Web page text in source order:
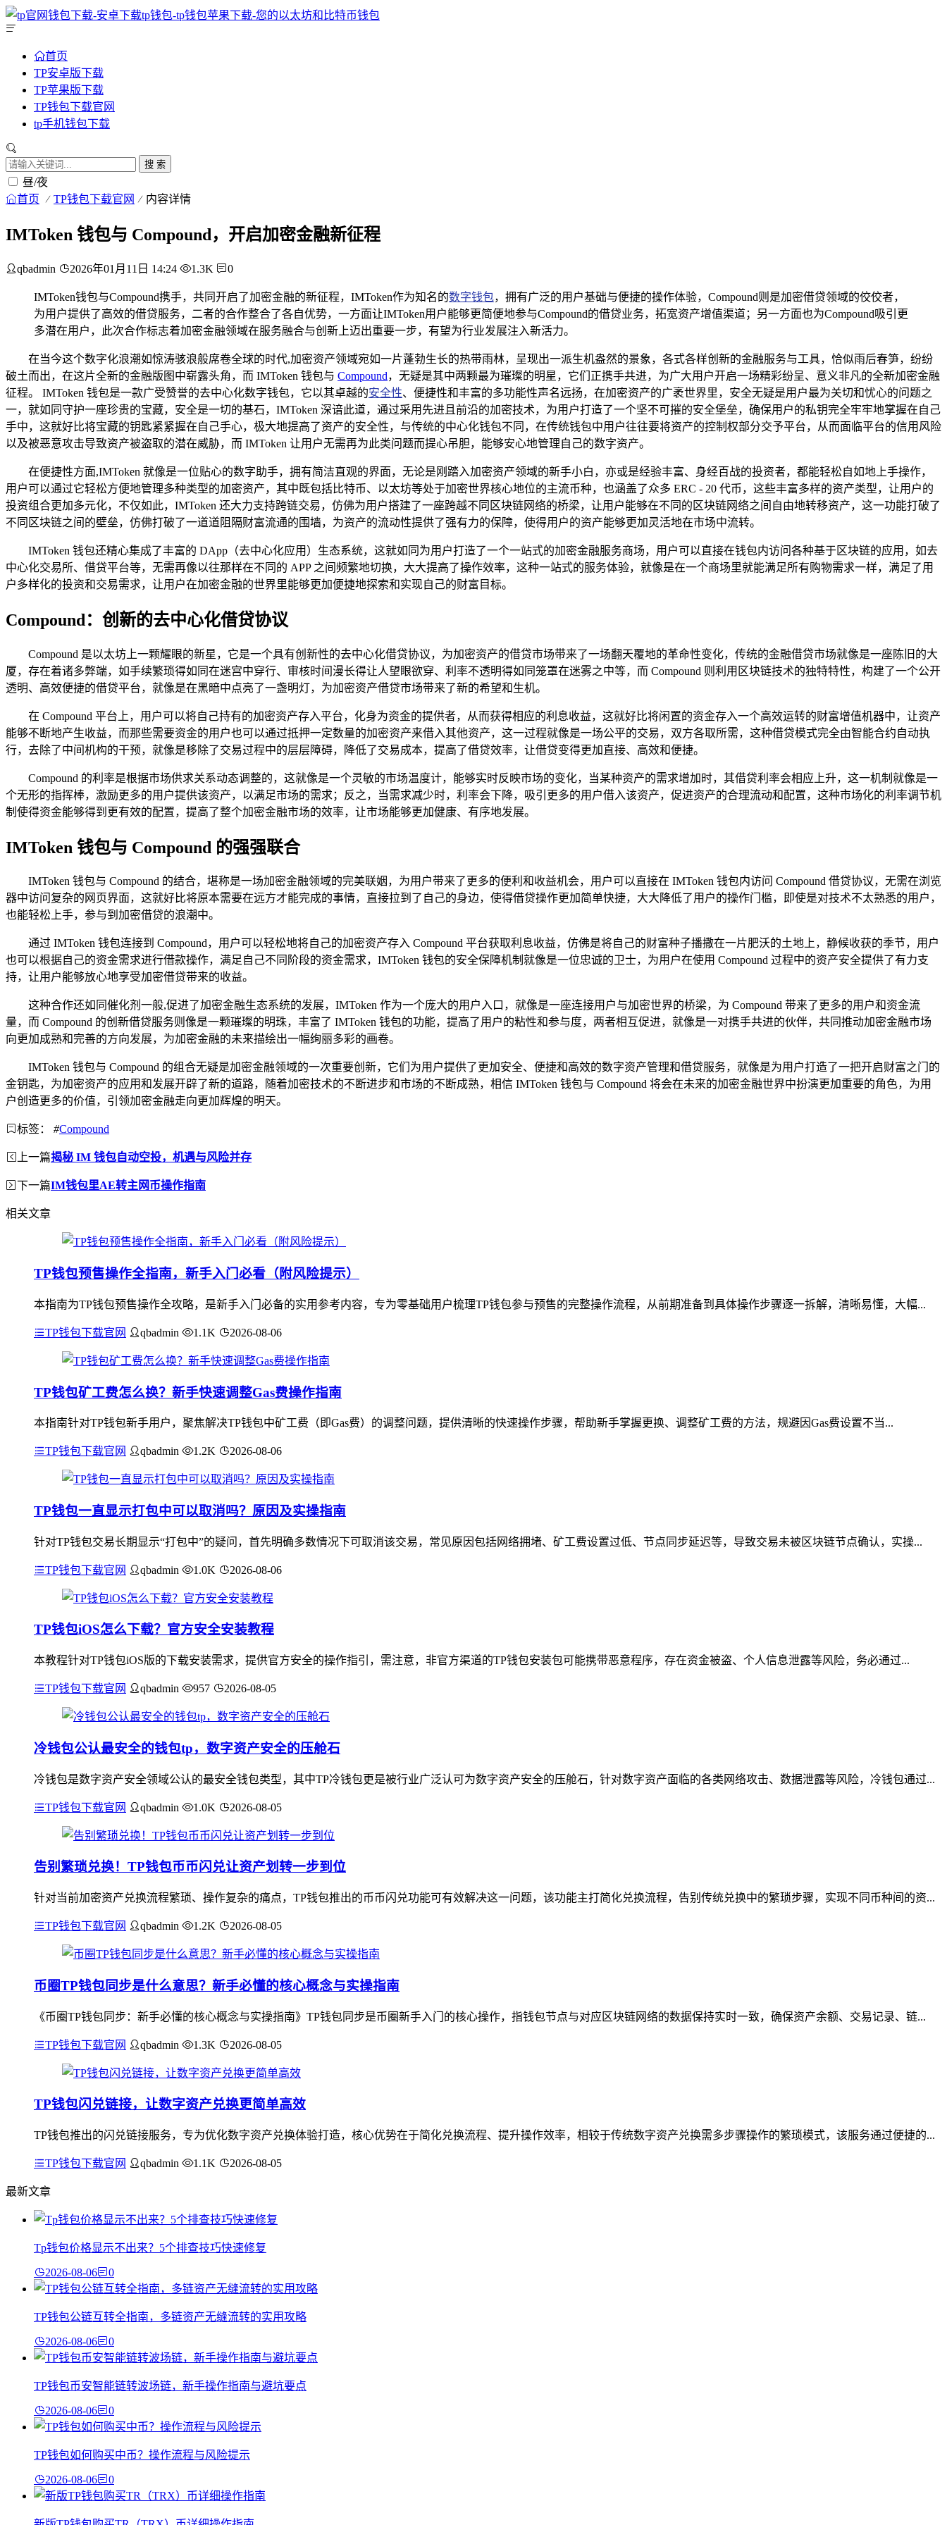
首页
TP安卓版下载
TP苹果版下载
TP钱包下载官网
tp手机钱包下载
搜 索
昼/夜
首页 TP钱包下载官网 内容详情
IMToken 钱包与 Compound，开启加密金融新征程
qbadmin 2026年01月11日 14:24 1.3K 0
IMToken钱包与Compound携手，共同开启了加密金融的新征程，IMToken作为知名的数字钱包，拥有广泛的用户基础与便捷的操作体验，Compound则是加密借贷领域的佼佼者，
为用户提供了高效的借贷服务，二者的合作整合了各自优势，一方面让IMToken用户能够更简便地参与Compound的借贷业务，拓宽资产增值渠道；另一方面也为Compound吸引更
多潜在用户，此次合作标志着加密金融领域在服务融合与创新上迈出重要一步，有望为行业发展注入新活力。
在当今这个数字化浪潮如惊涛骇浪般席卷全球的时代,加密资产领域宛如一片蓬勃生长的热带雨林，呈现出一派生机盎然的景象，各式各样创新的金融服务与工具，恰似雨后春笋，纷纷
破土而出，在这片全新的金融版图中崭露头角，而 IMToken 钱包与 Compound，无疑是其中两颗最为璀璨的明星，它们正携手共进，为广大用户开启一场精彩纷呈、意义非凡的全新加密金融
征程。 IMToken 钱包是一款广受赞誉的去中心化数字钱包，它以其卓越的安全性、便捷性和丰富的多功能性声名远扬，在加密资产的广袤世界里，安全无疑是用户最为关切和忧心的问题之
一，就如同守护一座珍贵的宝藏，安全是一切的基石，IMToken 深谙此道，通过采用先进且前沿的加密技术，为用户打造了一个坚不可摧的安全堡垒，确保用户的私钥完全牢牢地掌握在自己
手中，这就好比将宝藏的钥匙紧紧握在自己手心，极大地提高了资产的安全性，与传统的中心化钱包不同，在传统钱包中用户往往要将资产的控制权部分交予平台，从而面临平台的信用风险
以及被恶意攻击导致资产被盗取的潜在威胁，而 IMToken 让用户无需再为此类问题而提心吊胆，能够安心地管理自己的数字资产。
在便捷性方面,IMToken 就像是一位贴心的数字助手，拥有简洁直观的界面，无论是刚踏入加密资产领域的新手小白，亦或是经验丰富、身经百战的投资者，都能轻松自如地上手操作，
用户可以通过它轻松方便地管理多种类型的加密资产，其中既包括比特币、以太坊等处于加密世界核心地位的主流币种，也涵盖了众多 ERC - 20 代币，这些丰富多样的资产类型，让用户的
投资组合更加多元化，不仅如此，IMToken 还大力支持跨链交易，仿佛为用户搭建了一座跨越不同区块链网络的桥梁，让用户能够在不同的区块链网络之间自由地转移资产，这一功能打破了
不同区块链之间的壁垒，仿佛打破了一道道阻隔财富流通的围墙，为资产的流动性提供了强有力的保障，使得用户的资产能够更加灵活地在市场中流转。
IMToken 钱包还精心集成了丰富的 DApp（去中心化应用）生态系统，这就如同为用户打造了一个一站式的加密金融服务商场，用户可以直接在钱包内访问各种基于区块链的应用，如去
中心化交易所、借贷平台等，无需再像以往那样在不同的 APP 之间频繁地切换，大大提高了操作效率，这种一站式的服务体验，就像是在一个商场里就能满足所有购物需求一样，满足了用
户多样化的投资和交易需求，让用户在加密金融的世界里能够更加便捷地探索和实现自己的财富目标。
Compound：创新的去中心化借贷协议
Compound 是以太坊上一颗耀眼的新星，它是一个具有创新性的去中心化借贷协议，为加密资产的借贷市场带来了一场翻天覆地的革命性变化，传统的金融借贷市场就像是一座陈旧的大
厦，存在着诸多弊端，如手续繁琐得如同在迷宫中穿行、审核时间漫长得让人望眼欲穿、利率不透明得如同笼罩在迷雾之中等，而 Compound 则利用区块链技术的独特特性，构建了一个公开
透明、高效便捷的借贷平台，就像是在黑暗中点亮了一盏明灯，为加密资产借贷市场带来了新的希望和生机。
在 Compound 平台上，用户可以将自己持有的加密资产存入平台，化身为资金的提供者，从而获得相应的利息收益，这就好比将闲置的资金存入一个高效运转的财富增值机器中，让资产
能够不断地产生收益，而那些需要资金的用户也可以通过抵押一定数量的加密资产来借入其他资产，这一过程就像是一场公平的交易，双方各取所需，这种借贷模式完全由智能合约自动执
行，去除了中间机构的干预，就像是移除了交易过程中的层层障碍，降低了交易成本，提高了借贷效率，让借贷变得更加直接、高效和便捷。
Compound 的利率是根据市场供求关系动态调整的，这就像是一个灵敏的市场温度计，能够实时反映市场的变化，当某种资产的需求增加时，其借贷利率会相应上升，这一机制就像是一
个无形的指挥棒，激励更多的用户提供该资产，以满足市场的需求；反之，当需求减少时，利率会下降，吸引更多的用户借入该资产，促进资产的合理流动和配置，这种市场化的利率调节机
制使得资金能够得到更有效的配置，提高了整个加密金融市场的效率，让市场能够更加健康、有序地发展。
IMToken 钱包与 Compound 的强强联合
IMToken 钱包与 Compound 的结合，堪称是一场加密金融领域的完美联姻，为用户带来了更多的便利和收益机会，用户可以直接在 IMToken 钱包内访问 Compound 借贷协议，无需在浏览
器中访问复杂的网页界面，这就好比将原本需要在远方才能完成的事情，直接拉到了自己的身边，使得借贷操作更加简单快捷，大大降低了用户的操作门槛，即使是对技术不太熟悉的用户，
也能轻松上手，参与到加密借贷的浪潮中。
通过 IMToken 钱包连接到 Compound，用户可以轻松地将自己的加密资产存入 Compound 平台获取利息收益，仿佛是将自己的财富种子播撒在一片肥沃的土地上，静候收获的季节，用户
也可以根据自己的资金需求进行借款操作，满足自己不同阶段的资金需求，IMToken 钱包的安全保障机制就像是一位忠诚的卫士，为用户在使用 Compound 过程中的资产安全提供了有力支
持，让用户能够放心地享受加密借贷带来的收益。
这种合作还如同催化剂一般,促进了加密金融生态系统的发展，IMToken 作为一个庞大的用户入口，就像是一座连接用户与加密世界的桥梁，为 Compound 带来了更多的用户和资金流
量，而 Compound 的创新借贷服务则像是一颗璀璨的明珠，丰富了 IMToken 钱包的功能，提高了用户的粘性和参与度，两者相互促进，就像是一对携手共进的伙伴，共同推动加密金融市场
向更加成熟和完善的方向发展，为加密金融的未来描绘出一幅绚丽多彩的画卷。
IMToken 钱包与 Compound 的组合无疑是加密金融领域的一次重要创新，它们为用户提供了更加安全、便捷和高效的数字资产管理和借贷服务，就像是为用户打造了一把开启财富之门的
金钥匙，为加密资产的应用和发展开辟了新的道路，随着加密技术的不断进步和市场的不断成熟，相信 IMToken 钱包与 Compound 将会在未来的加密金融世界中扮演更加重要的角色，为用
户创造更多的价值，引领加密金融走向更加辉煌的明天。
标签： #Compound
上一篇揭秘 IM 钱包自动空投，机遇与风险并存
下一篇IM钱包里AE转主网币操作指南
相关文章
TP钱包预售操作全指南，新手入门必看（附风险提示）
本指南为TP钱包预售操作全攻略，是新手入门必备的实用参考内容，专为零基础用户梳理TP钱包参与预售的完整操作流程，从前期准备到具体操作步骤逐一拆解，清晰易懂，大幅...
TP钱包下载官网 qbadmin 1.1K 2026-08-06
TP钱包矿工费怎么换？新手快速调整Gas费操作指南
本指南针对TP钱包新手用户，聚焦解决TP钱包中矿工费（即Gas费）的调整问题，提供清晰的快速操作步骤，帮助新手掌握更换、调整矿工费的方法，规避因Gas费设置不当...
TP钱包下载官网 qbadmin 1.2K 2026-08-06
TP钱包一直显示打包中可以取消吗？原因及实操指南
针对TP钱包交易长期显示“打包中”的疑问，首先明确多数情况下可取消该交易，常见原因包括网络拥堵、矿工费设置过低、节点同步延迟等，导致交易未被区块链节点确认，实操...
TP钱包下载官网 qbadmin 1.0K 2026-08-06
TP钱包iOS怎么下载？官方安全安装教程
本教程针对TP钱包iOS版的下载安装需求，提供官方安全的操作指引，需注意，非官方渠道的TP钱包安装包可能携带恶意程序，存在资金被盗、个人信息泄露等风险，务必通过...
TP钱包下载官网 qbadmin 957 2026-08-05
冷钱包公认最安全的钱包tp，数字资产安全的压舱石
冷钱包是数字资产安全领域公认的最安全钱包类型，其中TP冷钱包更是被行业广泛认可为数字资产安全的压舱石，针对数字资产面临的各类网络攻击、数据泄露等风险，冷钱包通过...
TP钱包下载官网 qbadmin 1.0K 2026-08-05
告别繁琐兑换！TP钱包币币闪兑让资产划转一步到位
针对当前加密资产兑换流程繁琐、操作复杂的痛点，TP钱包推出的币币闪兑功能可有效解决这一问题，该功能主打简化兑换流程，告别传统兑换中的繁琐步骤，实现不同币种间的资...
TP钱包下载官网 qbadmin 1.2K 2026-08-05
币圈TP钱包同步是什么意思？新手必懂的核心概念与实操指南
《币圈TP钱包同步：新手必懂的核心概念与实操指南》TP钱包同步是币圈新手入门的核心操作，指钱包节点与对应区块链网络的数据保持实时一致，确保资产余额、交易记录、链...
TP钱包下载官网 qbadmin 1.3K 2026-08-05
TP钱包闪兑链接，让数字资产兑换更简单高效
TP钱包推出的闪兑链接服务，专为优化数字资产兑换体验打造，核心优势在于简化兑换流程、提升操作效率，相较于传统数字资产兑换需多步骤操作的繁琐模式，该服务通过便捷的...
TP钱包下载官网 qbadmin 1.1K 2026-08-05
最新文章
Tp钱包价格显示不出来？5个排查技巧快速修复
2026-08-06 0
TP钱包公链互转全指南，多链资产无缝流转的实用攻略
2026-08-06 0
TP钱包币安智能链转波场链，新手操作指南与避坑要点
2026-08-06 0
TP钱包如何购买中币？操作流程与风险提示
2026-08-06 0